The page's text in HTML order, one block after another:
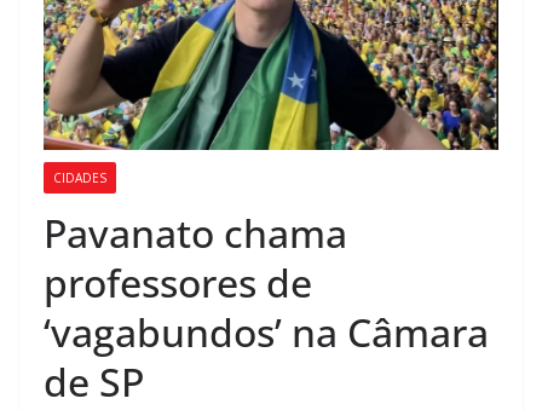
CIDADES
Pavanato chama
professores de
‘vagabundos’ na Câmara
de SP